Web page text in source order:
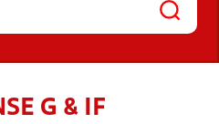
G & IF